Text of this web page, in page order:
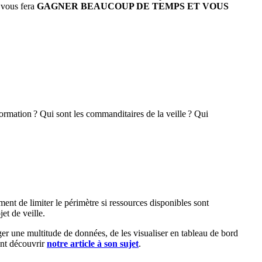
fera GAGNER BEAUCOUP DE TEMPS ET VOUS
? Qui sont les commanditaires de la veille ? Qui
de limiter le périmètre si ressources disponibles sont
de veille.
une multitude de données, de les visualiser en tableau de bord
découvrirnotre article à son sujet.